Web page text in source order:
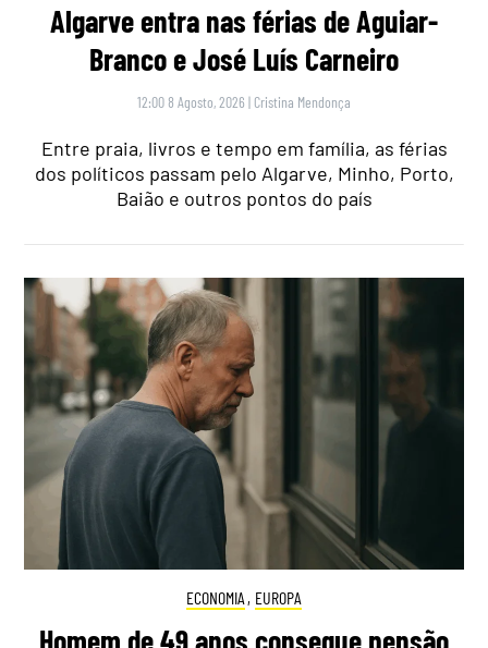
Algarve entra nas férias de Aguiar-
Branco e José Luís Carneiro
12:00 8 Agosto, 2026 | Cristina Mendonça
Entre praia, livros e tempo em família, as férias
dos políticos passam pelo Algarve, Minho, Porto,
Baião e outros pontos do país
ECONOMIA , EUROPA
Homem de 49 anos consegue pensão